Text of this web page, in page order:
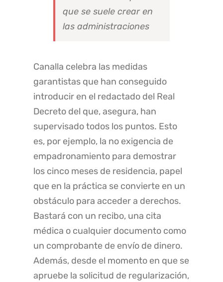
que se suele crear en
las administraciones
Canalla celebra las medidas
garantistas que han conseguido
introducir en el redactado del Real
Decreto del que, asegura, han
supervisado todos los puntos. Esto
es, por ejemplo, la no exigencia de
empadronamiento para demostrar
los cinco meses de residencia, papel
que en la práctica se convierte en un
obstáculo para acceder a derechos.
Bastará con un recibo, una cita
médica o cualquier documento como
un comprobante de envío de dinero.
Además, desde el momento en que se
apruebe la solicitud de regularización,